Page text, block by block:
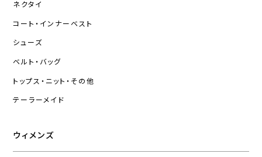
ネクタイ
コート・インナーベスト
シューズ
ベルト・バッグ
トップス・ニット・その他
テーラーメイド
ウィメンズ